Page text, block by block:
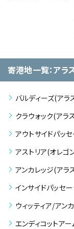
寄港地一覧：アラ
バルディーズ(ア
クラウォック(ア
アウトサイドパッ
アストリア(オレゴ
アンカレッジ(ア
インサイドパッセ
ウィッティア/アン
エンディコットア